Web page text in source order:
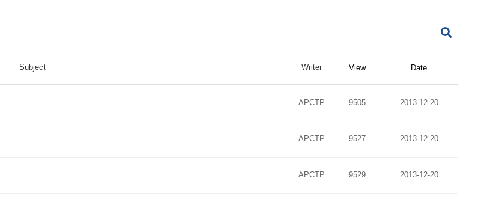
Subject Writer View Date
APCTP 9505 2013-12-20
APCTP 9527 2013-12-20
APCTP 9529 2013-12-20